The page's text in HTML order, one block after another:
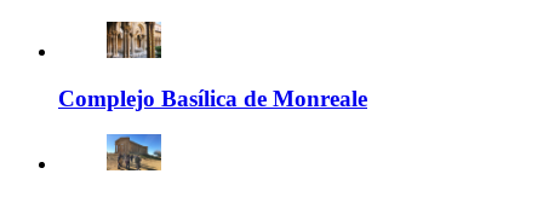
Complejo Basílica de Monreale